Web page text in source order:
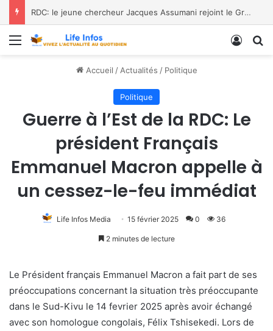
Menu
Accueil / Actualités / Politique
Politique
Guerre à l’Est de la RDC: Le
président Français
Emmanuel Macron appelle à
un cessez-le-feu immédiat
Life Infos Media 15 février 2025 0 36
2 minutes de lecture
Le Président français Emmanuel Macron a fait part de ses
préoccupations concernant la situation très préoccupante
dans le Sud-Kivu le 14 fevrier 2025 après avoir échangé
avec son homologue congolais, Félix Tshisekedi. Lors de